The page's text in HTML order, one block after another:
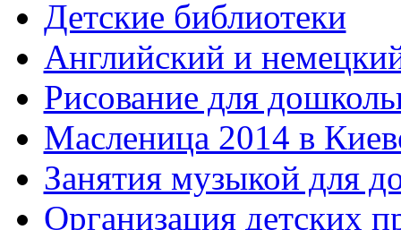
Детские библиотеки
Английский и
Рисование для
Масленица 2014 в
Занятия музыкой для
Организация детских